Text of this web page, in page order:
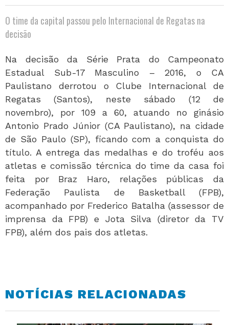
O time da capital passou pelo Internacional de Regatas na
decisão
Na decisão da Série Prata do Campeonato
Estadual Sub-17 Masculino – 2016, o CA
Paulistano derrotou o Clube Internacional de
Regatas (Santos), neste sábado (12 de
novembro), por 109 a 60, atuando no ginásio
Antonio Prado Júnior (CA Paulistano), na cidade
de São Paulo (SP), ficando com a conquista do
título. A entrega das medalhas e do troféu aos
atletas e comissão tércnica do time da casa foi
feita por Braz Haro, relações públicas da
Federação Paulista de Basketball (FPB),
acompanhado por Frederico Batalha (assessor de
imprensa da FPB) e Jota Silva (diretor da TV
FPB), além dos pais dos atletas.
NOTÍCIAS RELACIONADAS